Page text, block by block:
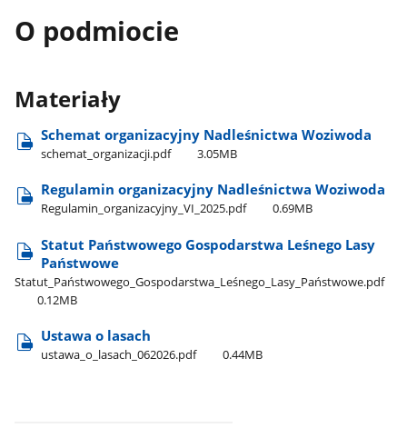
O podmiocie
Materiały
Schemat organizacyjny Nadleśnictwa Woziwoda
schemat​_organizacji.pdf 3.05MB
Regulamin organizacyjny Nadleśnictwa Woziwoda
Regulamin​_organizacyjny​_VI​_2025.pdf 0.69MB
Statut Państwowego Gospodarstwa Leśnego Lasy
Państwowe
Statut​_Państwowego​_Gospodarstwa​_Leśnego​_Lasy​_Państwowe.pdf
0.12MB
Ustawa o lasach
ustawa​_o​_lasach​_062026.pdf 0.44MB